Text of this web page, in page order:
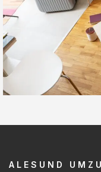
ALESUND